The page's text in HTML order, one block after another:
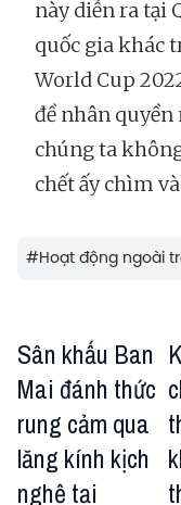
này diễn ra tại
quốc gia khác
World Cup
đề nhân quyền
chúng ta
chết ấy chìm
#Hoạt động ngoài
Sân khấu Ban
Mai đánh thức
rung cảm qua
lăng kính kịch
nghệ tại